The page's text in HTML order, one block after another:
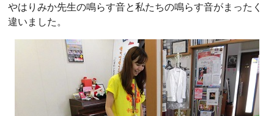
やはりみか先生の鳴らす音と私たちの鳴らす音がまったく
違いました。